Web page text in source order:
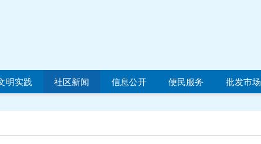
明实践 社区新闻 信息公开 便民服务 批发市场